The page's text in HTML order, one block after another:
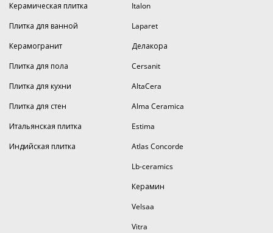
Керамическая плитка
Плитка для ванной
Керамогранит
Плитка для пола
Плитка для кухни
Плитка для стен
Итальянская плитка
Индийская плитка
Italon
Laparet
Делакора
Cersanit
AltaCera
Alma Ceramica
Estima
Atlas Concorde
Lb-ceramics
Керамин
Velsaa
Vitra